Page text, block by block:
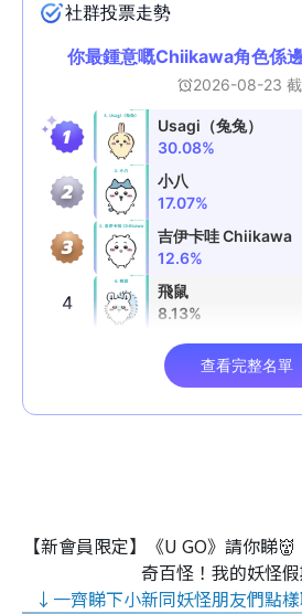
【新會員限定】《U GO》請你睇
奇百怪！我的妖怪假
↓一齊睇下小新同妖怪朋友們點